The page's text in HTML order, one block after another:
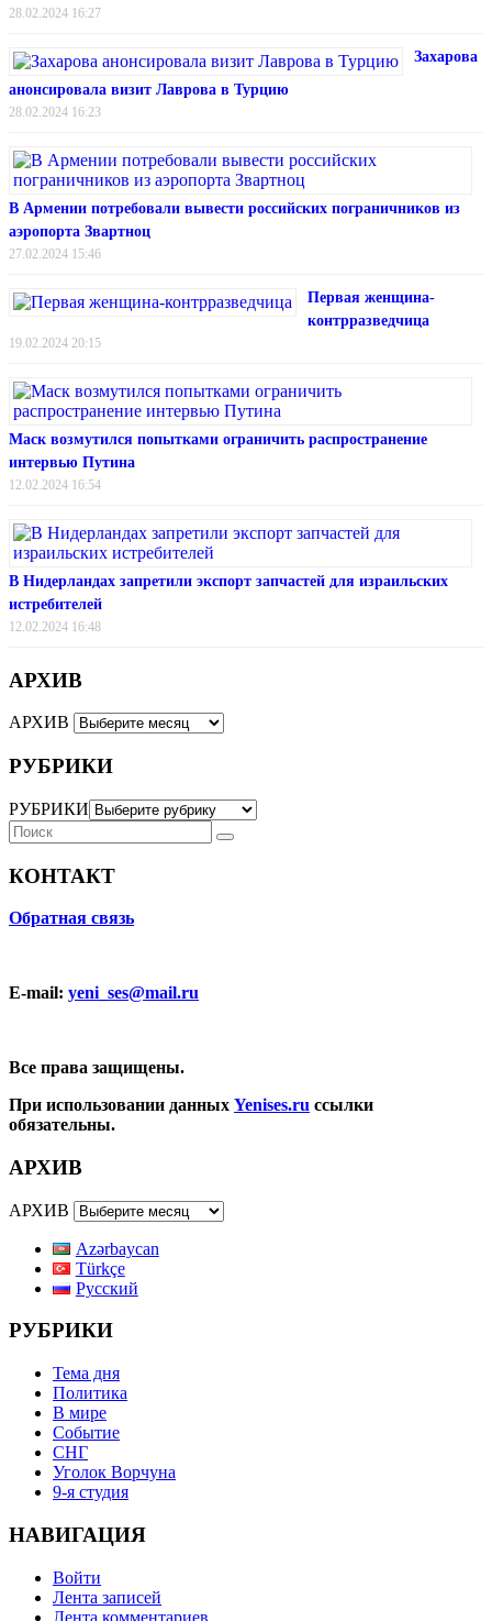
28.02.2024 16:27
Захарова
анонсировала визит Лаврова в Турцию
28.02.2024 16:23
В Армении потребовали вывести российских пограничников из
аэропорта Звартноц
27.02.2024 15:46
Первая женщина-
контрразведчица
19.02.2024 20:15
Маск возмутился попытками ограничить распространение
интервью Путина
12.02.2024 16:54
В Нидерландах запретили экспорт запчастей для израильских
истребителей
12.02.2024 16:48
АРХИВ
АРХИВ
РУБРИКИ
РУБРИКИ
КОНТАКТ
Обратная связь
E-mail: yeni_ses@mail.ru
Все права защищены.
При использовании данных Yenises.ru ссылки
обязательны.
АРХИВ
АРХИВ
Azərbaycan
Türkçe
Русский
РУБРИКИ
Тема дня
Политика
В мире
Событие
СНГ
Уголок Ворчуна
9-я студия
НАВИГАЦИЯ
Войти
Лента записей
Лента комментариев